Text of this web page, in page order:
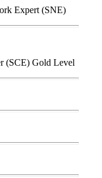
Expert (SNE)
(SCE) Gold Level